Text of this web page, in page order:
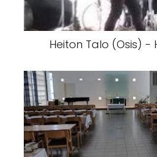
Heiton Talo (Osis) -